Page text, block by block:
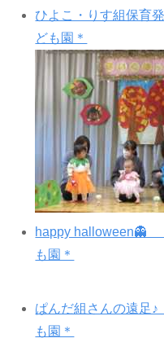
ひよこ・りす組保
ども園＊
happy
も園＊
ぱんだ組さんの遠
も園＊